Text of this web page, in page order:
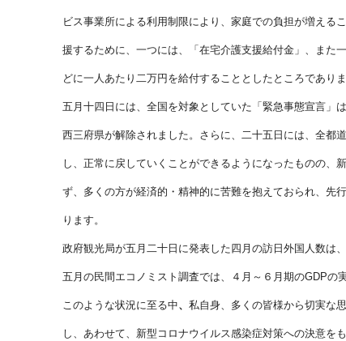
ビス事業所による利用制限により、家庭での負担が増える
援するために、一つには、「在宅介護支援給付金」、また
どに一人あたり二万円を給付することとしたところでありま
五月十四日には、全国を対象としていた「緊急事態宣言」
西三府県が解除されました。さらに、二十五日には、全都
し、正常に戻していくことができるようになったものの、
ず、多くの方が経済的・精神的に苦難を抱えておられ、先
ります。
政府観光局が五月二十日に発表した四月の訪日外国人数は
五月の民間エコノミスト調査では、４月～６月期のGDPの
このような状況に至る中、 私自身、多くの皆様から切実な
し、あわせて、新型コロナウイルス感染症対策への決意を